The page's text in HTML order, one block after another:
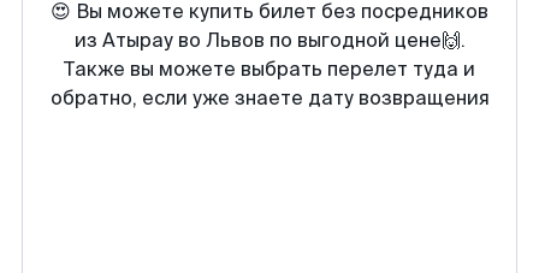
😍 Вы можете купить билет без посредников
из Атырау во Львов по выгодной цене🙌.
Также вы можете выбрать перелет туда и
обратно, если уже знаете дату возвращения